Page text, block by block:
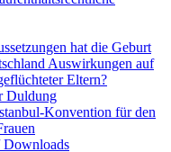
hat die Geburt
Auswirkungen auf
Eltern?
Duldung
Konvention für den
Downloads